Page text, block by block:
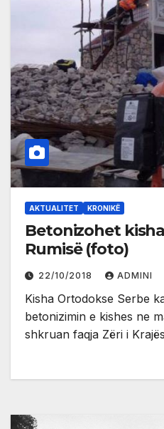
AKTUALITET KRONIKË
Betonizohet
Rumisë (foto)
22/10/2018 ADMINI
Kisha Ortodokse Serbe
betonizimin e kishes ne
shkruan faqja Zëri i